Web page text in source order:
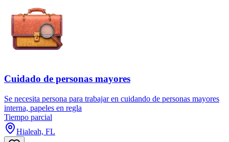
Cuidado de personas mayores
Se necesita persona para trabajar en cuidando de personas mayores
interna, papeles en regla
Tiempo parcial
Hialeah, FL